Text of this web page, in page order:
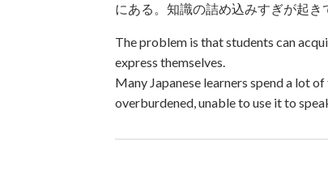
にある。知識の詰め込みすぎが起
The problem is that students can
express themselves.
Many Japanese learners spend a lot
overburdened, unable to use it to